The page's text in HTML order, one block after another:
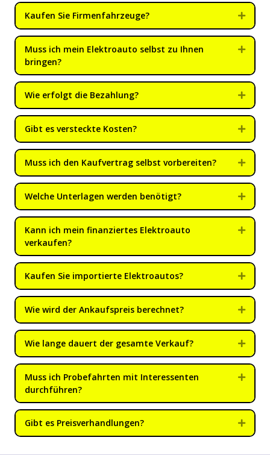
Kaufen Sie Firmenfahrzeuge?
Muss ich mein Elektroauto selbst zu Ihnen
bringen?
Wie erfolgt die Bezahlung?
Gibt es versteckte Kosten?
Muss ich den Kaufvertrag selbst vorbereiten?
Welche Unterlagen werden benötigt?
Kann ich mein finanziertes Elektroauto
verkaufen?
Kaufen Sie importierte Elektroautos?
Wie wird der Ankaufspreis berechnet?
Wie lange dauert der gesamte Verkauf?
Muss ich Probefahrten mit Interessenten
durchführen?
Gibt es Preisverhandlungen?